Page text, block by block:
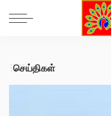
செய்திகள்